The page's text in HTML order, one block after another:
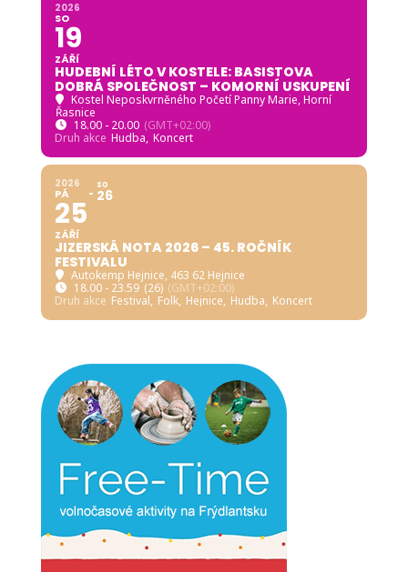
2026
SO
19
ZÁŘÍ
HUDEBNÍ LÉTO V KOSTELE: BASISTOVA
DOBRÁ SPOLEČNOST – KOMORNÍ USKUPENÍ
Kostel Neposkvrněného Početí Panny Marie, Horní
Řasnice
18.00 - 20.00 (GMT+02:00)
Druh akce Hudba, Koncert
2026
PÁ
25
ZÁŘÍ
SO
26
JIZERSKÁ NOTA 2026 – 45. ROČNÍK
FESTIVALU
Autokemp Hejnice, 463 62 Hejnice
18.00 - 23.59 (26) (GMT+02:00)
Druh akce Festival, Folk, Hejnice, Hudba, Koncert